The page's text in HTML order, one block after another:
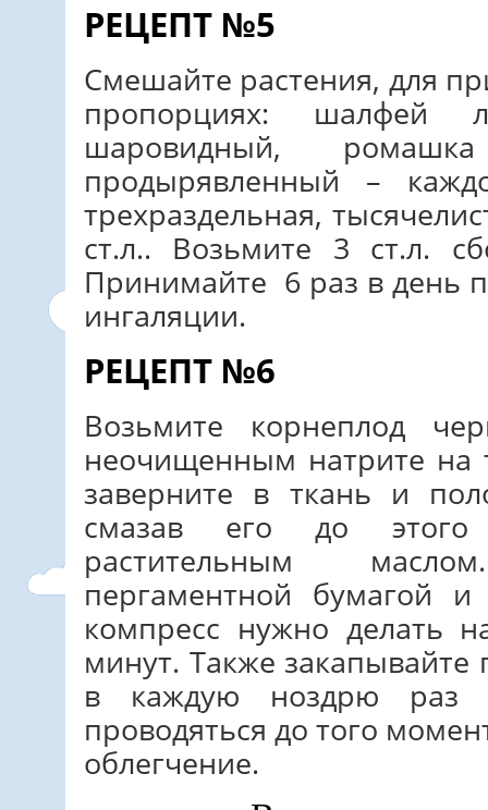
РЕЦЕПТ №5
Смешайте растения, для
пропорциях: шалфей
шаровидный,
продырявленный –
трехраздельная,
ст.л.. Возьмите 3 ст.л.
Принимайте 6 раз в день
ингаляции.
РЕЦЕПТ №6
Возьмите корнеплод
неочищенным натрите на
заверните в ткань и
смазав его до
растительным
пергаментной бумагой
компресс нужно делать
минут. Также закапывайте
в каждую ноздрю раз
проводяться до того
облегчение.